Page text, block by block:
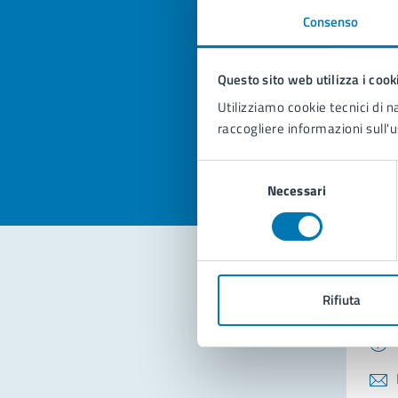
Consenso
Questo sito web utilizza i
Utilizziamo cookie tecnici di
raccogliere informazioni
Necessari
Rifiuta
Valuta